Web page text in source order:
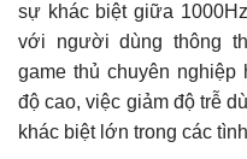
sự khác biệt giữa
với người dùng thông
game thủ chuyên
độ cao, việc giảm độ trễ
khác biệt lớn trong các